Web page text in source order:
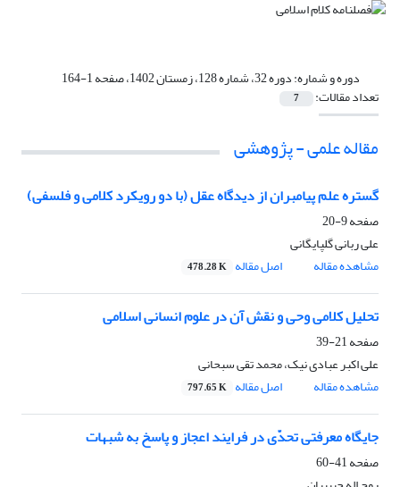
دوره و شماره:دوره 32، شماره 128، زمستان 1402، صفحه 1-164
تعداد مقالات: 7
مقاله علمی - پژوهشی
گستره علم پیامبران از دیدگاه عقل (با دو رویکرد کلامی و فلسفی)
صفحه9-20
علی ربانی گلپایگانی
مشاهده مقاله
اصل مقاله 478.28 K
تحلیل کلامی وحی و نقش آن در علوم انسانی اسلامی
صفحه21-39
علی اکبر عبادی نیک، محمد تقی سبحانی
مشاهده مقاله
اصل مقاله 797.65 K
جایگاه معرفتی تحدّی در فرایند اعجاز و پاسخ به شبهات
صفحه41-60